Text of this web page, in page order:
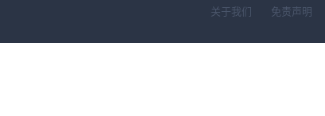
关于我们 免责声明